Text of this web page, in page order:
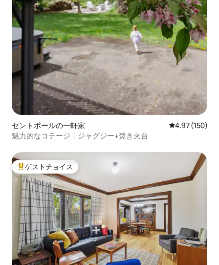
セントポールの一軒家 レビュー150
4.97 (150)
魅力的なコテージ｜ジャグジー+焚き火台
大好評のゲストチョイスです。
ゲストチョイス